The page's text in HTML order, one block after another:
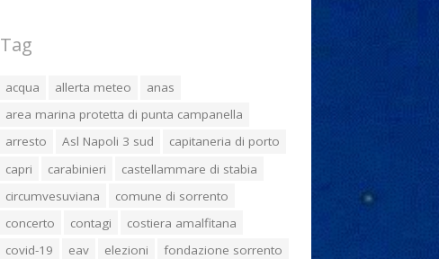
Tag
acqua allerta meteo
anas
area marina protetta di punta campanella
arresto
Asl Napoli 3 sud
capitaneria di porto
capri
carabinieri
castellammare di stabia
circumvesuviana
comune di sorrento
concerto
contagi
costiera amalfitana
covid-19
eav elezioni
fondazione sorrento